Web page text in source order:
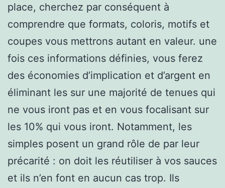
place, cherchez par conséquent à
comprendre que formats, coloris, motifs et
coupes vous mettrons autant en valeur. une
fois ces informations définies, vous ferez
des économies d’implication et d’argent en
éliminant les sur une majorité de tenues qui
ne vous iront pas et en vous focalisant sur
les 10% qui vous iront. Notamment, les
simples posent un grand rôle de par leur
précarité : on doit les réutiliser à vos sauces
et ils n’en font en aucun cas trop. Ils